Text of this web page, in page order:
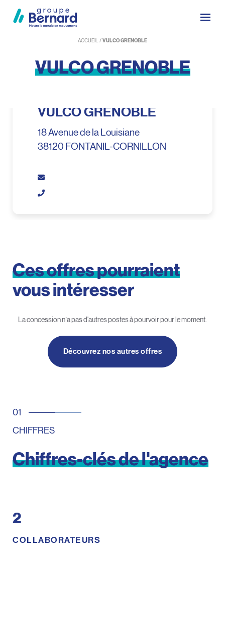
ACCUEIL / VULCO GRENOBLE
VULCOGRENOBLE
VULCO GRENOBLE
VULCO GRENOBLE
18 Avenue de la Louisiane
38120 FONTANIL-CORNILLON
Cesoffrespourraient
vousintéresser
La concession n’a pas d'autres postes à pourvoir pour le moment.
Découvrez nos autres offres
CHIFFRES
Chiffres-clésdel'agence
2
COLLABORATEURS